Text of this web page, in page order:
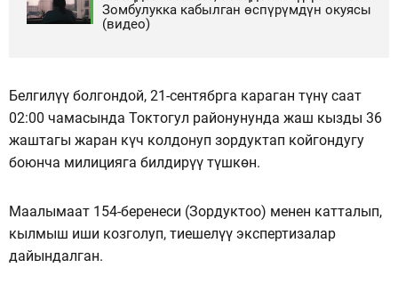
Зомбулукка кабылган өспүрүмдүн окуясы
(видео)
Белгилүү болгондой, 21-сентябрга караган түнү саат
02:00 чамасында Токтогул районунунда жаш кызды 36
жаштагы жаран күч колдонуп зордуктап койгондугу
боюнча милицияга билдирүү түшкөн.
Маалымаат 154-беренеси (Зордуктоо) менен катталып,
кылмыш иши козголуп, тиешелүү экспертизалар
дайындалган.